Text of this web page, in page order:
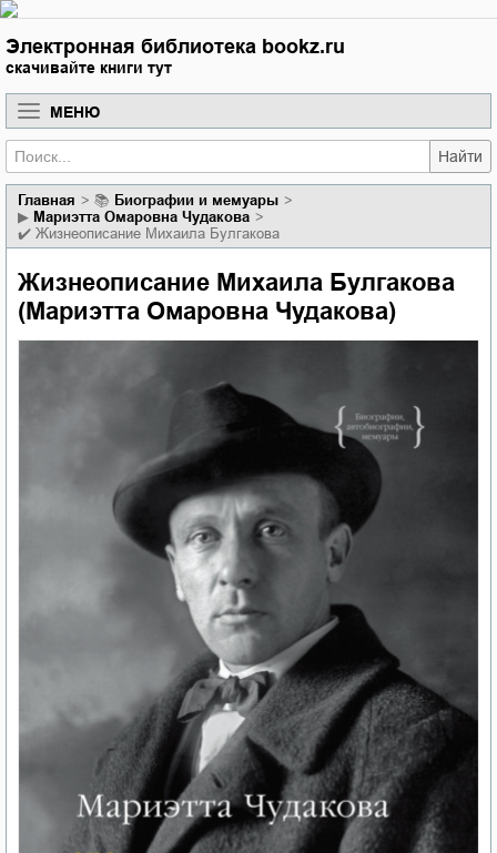
Электронная библиотека bookz.ru
скачивайте книги тут
МЕНЮ
Найти
Главная 📚
биографии и мемуары
▶ Мариэтта Омаровна Чудакова
✔️ Жизнеописание Михаила Булгакова
Жизнеописание Михаила Булгакова
(Мариэтта Омаровна Чудакова)